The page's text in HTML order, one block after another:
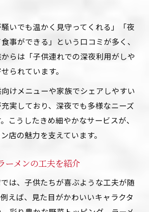
いでも温かく見守ってくれる」「夜
事ができる」という口コミが多く、
らは「子供連れでの深夜利用がしや
られています。
けメニューや家族でシェアしやすい
実しており、深夜でも多様なニーズ
こうしたきめ細やかなサービスが、
店の魅力を支えています。
ーメンの工夫を紹介
は、子供たちが喜ぶような工夫が随
えば、見た目がかわいいキャラクタ